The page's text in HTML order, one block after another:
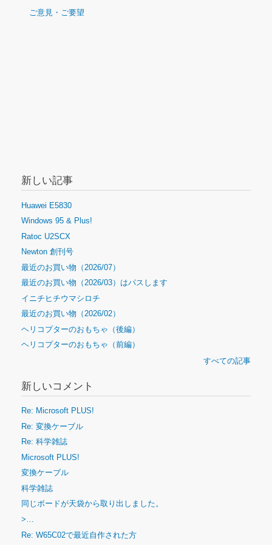
ゲご意見・ご要望
新しい記事
Huawei E5830
Windows 95 & Plus!
Ratoc U2SCX
Newton 創刊号
最近のお買い物（2026/07）
最近のお買い物（2026/03）はパスします
イニチヒチウマシロチ
最近のお買い物（2026/02）
ヘリコプターのおもちゃ（後編）
ヘリコプターのおもちゃ（前編）
すべての記事
新しいコメント
Re: Microsoft PLUS!
Re: 変換ケーブル
Re: 科学雑誌
Microsoft PLUS!
変換ケーブル
科学雑誌
同じボードが天袋から取り出しました。
>…
Re: W65C02で最近自作された方